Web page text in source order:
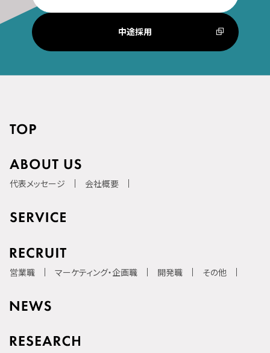
中途採用
代表メッセージ 会社概要
営業職 マーケティング・企画職 開発職 その他